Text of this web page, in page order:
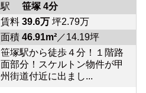
駅 笹塚 4分
賃料 39.6万坪2.79万
面積 46.91m²／14.19坪
笹塚駅から徒歩４分！１階路
面部分！スケルトン物件が甲
州街道付近に出まし...